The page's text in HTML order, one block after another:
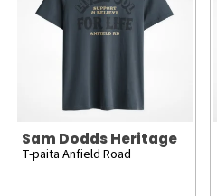
Sam Dodds Heritage
T-paita Anfield Road